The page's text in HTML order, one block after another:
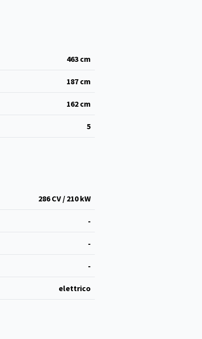
463 cm
187 cm
162 cm
5
286 CV / 210 kW
-
-
-
elettrico